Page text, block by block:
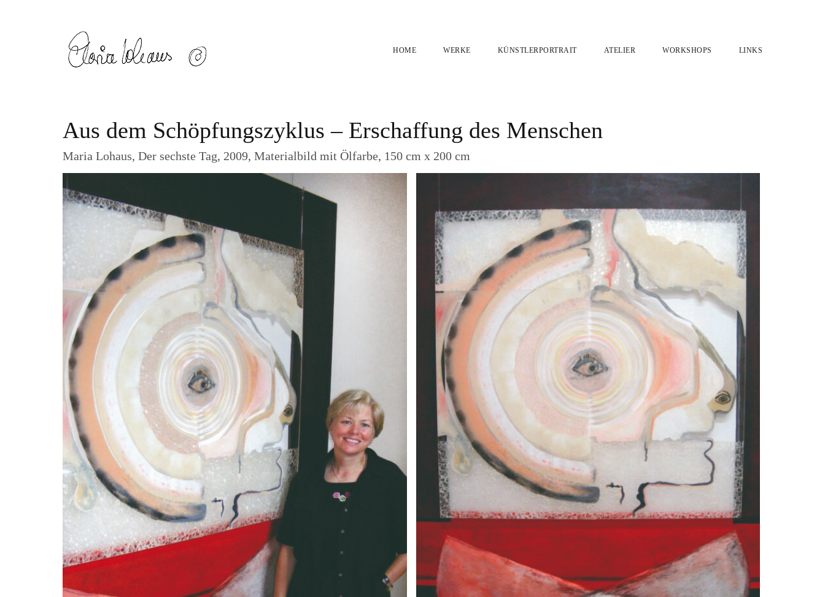
HOME WERKE KÜNSTLERPORTRAIT ATELIER WORKSHOPS LINKS
Aus dem Schöpfungszyklus – Erschaffung des Menschen
Maria Lohaus, Der sechste Tag, 2009, Materialbild mit Ölfarbe, 150 cm x 200 cm